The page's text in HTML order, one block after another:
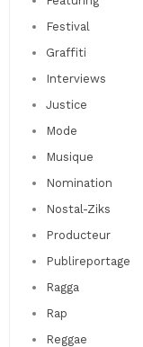
Festival
Graffiti
Interviews
Justice
Mode
Musique
Nomination
Nostal-Ziks
Producteur
Publireportage
Ragga
Rap
Reggae